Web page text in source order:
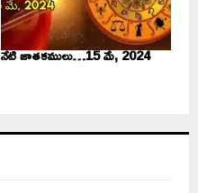
నేటి జాతకములు…15 మే, 2024